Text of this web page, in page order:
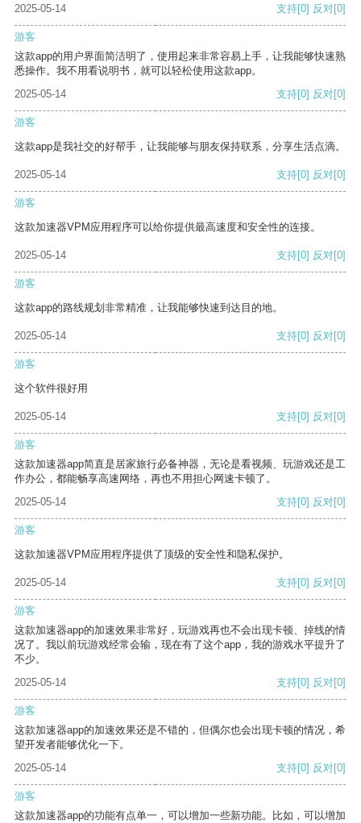
2025-05-14 支持[0] 反对[0]
游客
这款app的用户界面简洁明了，使用起来非常容易上手，让我能够快速熟
悉操作。我不用看说明书，就可以轻松使用这款app。
2025-05-14
支持[0] 反对[0]
游客
这款app是我社交的好帮手，让我能够与朋友保持联系，分享生活点滴。
2025-05-14 支持[0] 反对[0]
游客
这款加速器VPM应用程序可以给你提供最高速度和安全性的连接。
2025-05-14 支持[0] 反对[0]
游客
这款app的路线规划非常精准，让我能够快速到达目的地。
2025-05-14 支持[0] 反对[0]
游客
这个软件很好用
2025-05-14 支持[0] 反对[0]
游客
这款加速器app简直是居家旅行必备神器，无论是看视频、玩游戏还是工
作办公，都能畅享高速网络，再也不用担心网速卡顿了。
2025-05-14
支持[0] 反对[0]
游客
这款加速器VPM应用程序提供了顶级的安全性和隐私保护。
2025-05-14 支持[0] 反对[0]
游客
这款加速器app的加速效果非常好，玩游戏再也不会出现卡顿、掉线的情
况了。我以前玩游戏经常会输，现在有了这个app，我的游戏水平提升了
不少。
2025-05-14
支持[0] 反对[0]
游客
这款加速器app的加速效果还是不错的，但偶尔也会出现卡顿的情况，希
望开发者能够优化一下。
2025-05-14
支持[0] 反对[0]
游客
这款加速器app的功能有点单一，可以增加一些新功能。比如，可以增加